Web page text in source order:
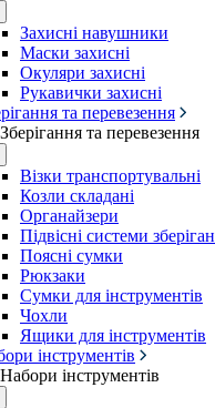
Захисні навушники
Маски захисні
Окуляри захисні
Рукавички захисні
та перевезення
Зберігання та перевезення
Візки транспортувальні
Козли складані
Органайзери
Підвісні системи
Поясні сумки
Рюкзаки
Сумки для інструментів
Чохли
Ящики для інструментів
інструментів
Набори інструментів